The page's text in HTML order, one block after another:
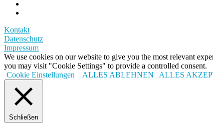
Kontakt
Datenschutz
Impressum
We use cookies on our website to give you the most relevant
you may visit "Cookie Settings" to provide a controlled consent.
Cookie Einstellungen
ALLES ABLEHNEN ALLES
Schließen